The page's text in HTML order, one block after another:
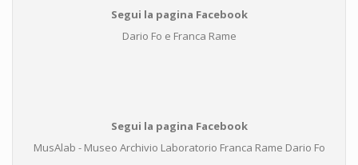
Segui la pagina Facebook
Dario Fo e Franca Rame
Segui la pagina Facebook
MusAlab - Museo Archivio Laboratorio Franca Rame Dario Fo